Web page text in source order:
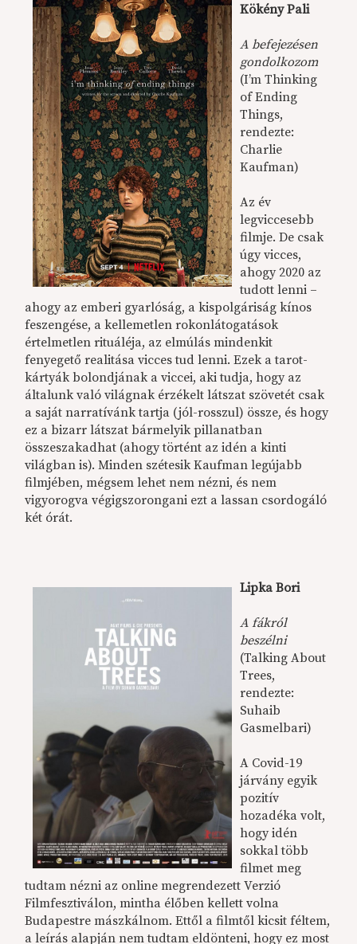
Kökény Pali
A befejezésen
gondolkozom
(I’m Thinking
of Ending
Things,
rendezte:
Charlie
Kaufman)
Az év
legviccesebb
filmje. De csak
úgy vicces,
ahogy 2020 az
tudott lenni –
ahogy az emberi gyarlóság, a kispolgáriság kínos
feszengése, a kellemetlen rokonlátogatások
értelmetlen rituáléja, az elmúlás mindenkit
fenyegető realitása vicces tud lenni. Ezek a tarot-
kártyák bolondjának a viccei, aki tudja, hogy az
általunk való világnak érzékelt látszat szövetét csak
a saját narratívánk tartja (jól-rosszul) össze, és hogy
ez a bizarr látszat bármelyik pillanatban
összeszakadhat (ahogy történt az idén a kinti
világban is). Minden szétesik Kaufman legújabb
filmjében, mégsem lehet nem nézni, és nem
vigyorogva végigszorongani ezt a lassan csordogáló
két órát.
Lipka Bori
A fákról
beszélni
(Talking About
Trees,
rendezte:
Suhaib
Gasmelbari)
A Covid-19
járvány egyik
pozitív
hozadéka volt,
hogy idén
sokkal több
filmet meg
tudtam nézni az online megrendezett Verzió
Filmfesztiválon, mintha élőben kellett volna
Budapestre mászkálnom. Ettől a filmtől kicsit féltem,
a leírás alapján nem tudtam eldönteni, hogy ez most